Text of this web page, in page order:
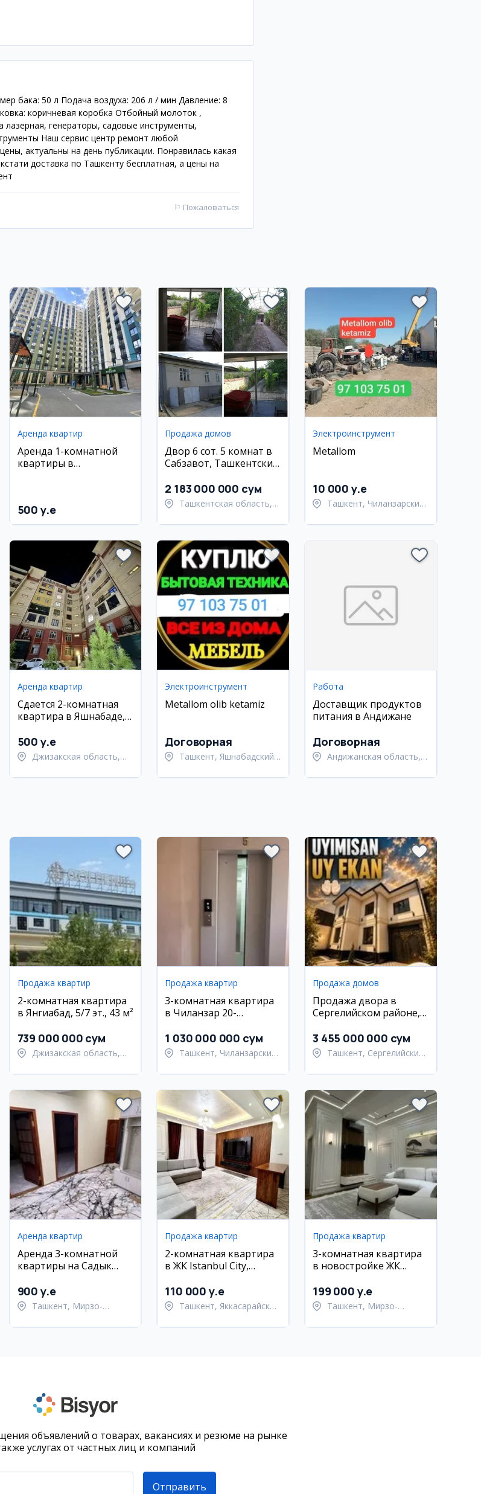
бака: 50 л Подача воздуха: 206 л / мин Давление: 8
коричневая коробка Отбойный молоток ,
генераторы, садовые инструменты,
Наш сервис центр ремонт любой
актуальны на день публикации. Понравилась какая
доставка по Ташкенту бесплатная, а цены на
⚐ Пожаловаться
Аренда квартир
Аренда 1-комнатной
квартиры в
500 y.e
Продажа домов
Двор 6 сот. 5 комнат в
Сабзавот, Ташкентский
2 183 000 000 сум
Ташкентская область,
Электроинструмент
Metallom
10 000 y.e
Ташкент, Чиланзарский
Аренда квартир
Сдается 2-комнатная
квартира в Яшнабаде,
500 y.e
Джизакская область,
Электроинструмент
Metallom olib ketamiz
Договорная
Ташкент, Яшнабадский
Работа
Доставщик продуктов
питания в Андижане
Договорная
Андижанская область,
Продажа квартир
2-комнатная квартира
в Янгиабад, 5/7 эт., 43 м²
739 000 000 сум
Джизакская область,
Продажа квартир
3-комнатная квартира
в Чиланзар 20-
1 030 000 000 сум
Ташкент, Чиланзарский
Продажа домов
Продажа двора в
Сергелийском районе,
3 455 000 000 сум
Ташкент, Сергелийский
Аренда квартир
Аренда 3-комнатной
квартиры на Садык
900 y.e
Ташкент, Мирзо-
Продажа квартир
2-комнатная квартира
в ЖК Istanbul City,
110 000 y.e
Ташкент, Яккасарайский
Продажа квартир
3-комнатная квартира
в новостройке ЖК
Улугбекский район
199 000 y.e
Ташкент, Мирзо-
объявлений о товарах, вакансиях и резюме на рынке
услугах от частных лиц и компаний
Отправить